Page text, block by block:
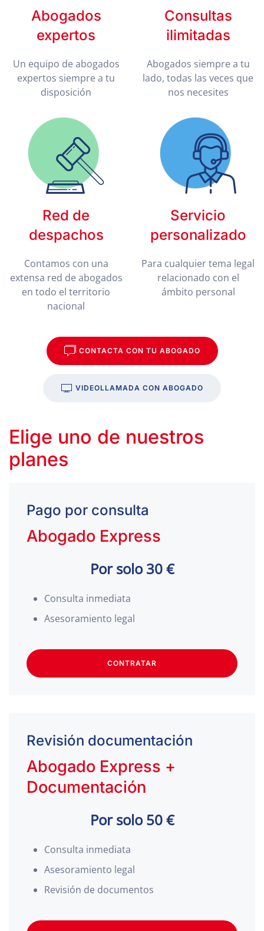
Abogados
expertos
Un equipo de abogados
expertos siempre a tu
disposición
Consultas
ilimitadas
Abogados siempre a tu
lado, todas las veces que
nos necesites
Red de
despachos
Contamos con una
extensa red de abogados
en todo el territorio
nacional
Servicio
personalizado
Para cualquier tema legal
relacionado con el
ámbito personal
CONTACTA CON TU ABOGADO
VIDEOLLAMADA CON ABOGADO
Elige uno de nuestros
planes
Pago por consulta
Abogado Express
Por solo 30 €
Consulta inmediata
Asesoramiento legal
CONTRATAR
Revisión documentación
Abogado Express +
Documentación
Por solo 50 €
Consulta inmediata
Asesoramiento legal
Revisión de documentos